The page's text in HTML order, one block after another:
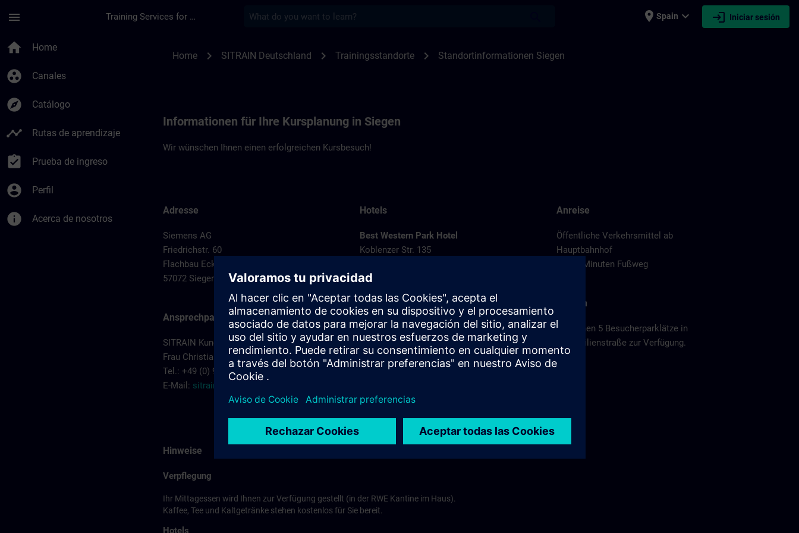
menu Training Services for Digital Industries place Spain expand_more login Iniciar sesión
home Home
group_work Canales
explore Catálogo
timeline Rutas de aprendizaje
assignment_turned_in Prueba de ingreso
account_circle Perfil
info Acerca de nosotros
Home chevron_right SITRAIN Deutschland chevron_right Trainingsstandorte chevron_right Standortinformationen Siegen
Informationen für Ihre Kursplanung in Siegen
Wir wünschen Ihnen einen erfolgreichen Kursbesuch!
Adresse
Siemens AG
Friedrichstr. 60
Flachbau Ecke Friedrich-/Emilienstraße
57072 Siegen
Ansprechpartner
SITRAIN Kundenberatung Köln
Frau Christiane Kruczyk
Tel.: +49 (0) 911/895-7575
E-Mail: sitrain.de@siemens.com
Hotels
Best Western Park Hotel
Koblenzer Str. 135
Tel.: +49 (0) 2 71-33 810
Best Western Park Hotel >
Haus Patmos
Hotel & Gästehaus
Patmosweg 60
57078 Siegen
Anreise
Öffentliche Verkehrsmittel ab
Hauptbahnhof
ca. 10 Minuten Fußweg
Parken
Es stehen 5 Besucherparklätze in
der Emilienstraße zur Verfügung.
Hinweise
Verpflegung
Ihr Mittagessen wird Ihnen zur Verfügung gestellt (in der RWE Kantine im Haus).
Kaffee, Tee und Kaltgetränke stehen kostenlos für Sie bereit.
Hotels